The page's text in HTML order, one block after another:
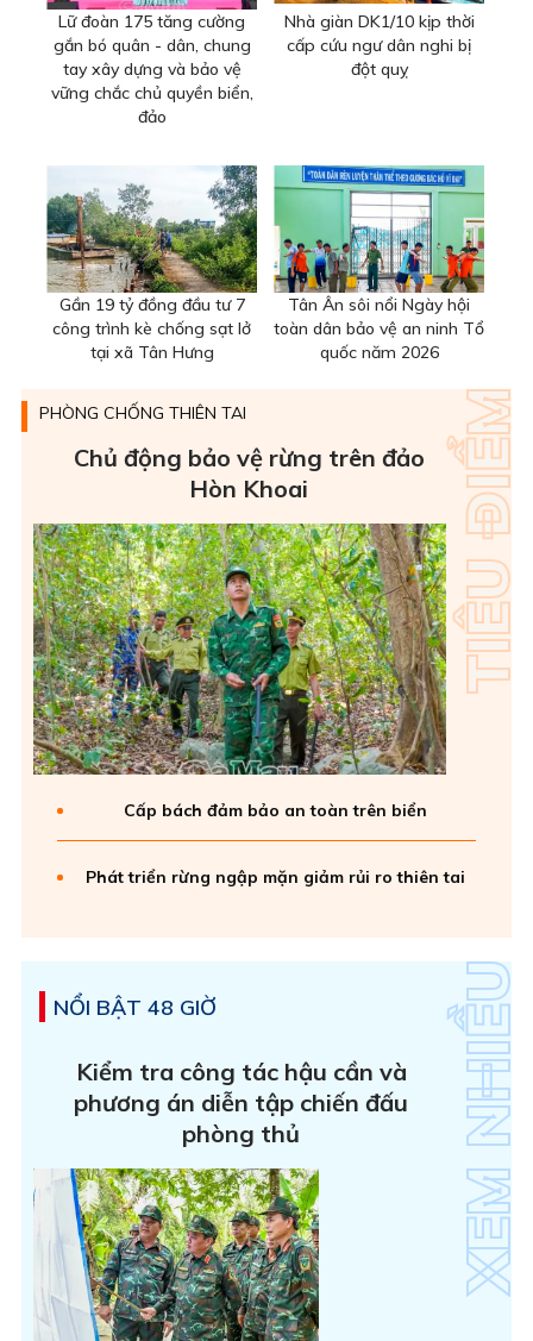
Lữ đoàn 175 tăng cường
gắn bó quân - dân, chung
tay xây dựng và bảo vệ
vững chắc chủ quyền biển,
đảo
Nhà giàn DK1/10 kịp thời
cấp cứu ngư dân nghi bị
đột quỵ
Gần 19 tỷ đồng đầu tư 7
công trình kè chống sạt lở
tại xã Tân Hưng
Tân Ân sôi nổi Ngày hội
toàn dân bảo vệ an ninh Tổ
quốc năm 2026
PHÒNG CHỐNG THIÊN TAI
Chủ động bảo vệ rừng trên đảo
Hòn Khoai
Cấp bách đảm bảo an toàn trên biển
Phát triển rừng ngập mặn giảm rủi ro thiên tai
NỔI BẬT 48 GIỜ
Kiểm tra công tác hậu cần và
phương án diễn tập chiến đấu
phòng thủ